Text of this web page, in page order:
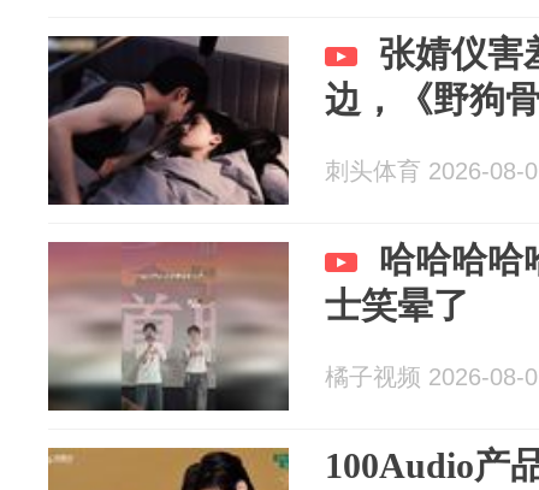
张婧仪害
边，《野狗
刺头体育 2026-08-
哈哈哈哈
士笑晕了
橘子视频 2026-08-
100Audio产